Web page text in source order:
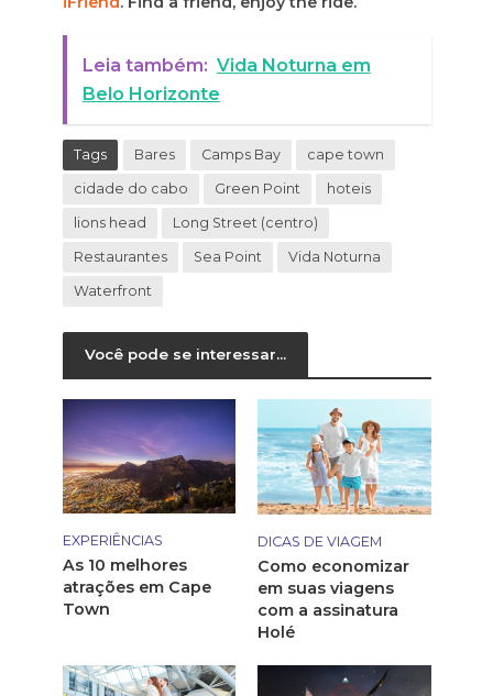
Leia também: Vida Noturna em
Belo Horizonte
Tags Bares Camps Bay cape town
cidade do cabo Green Point hoteis
lions head Long Street (centro)
Restaurantes Sea Point Vida Noturna
Waterfront
Você pode se interessar...
EXPERIÊNCIAS
As 10 melhores
atrações em Cape
Town
DICAS DE VIAGEM
Como economizar
em suas viagens
com a assinatura
Holé